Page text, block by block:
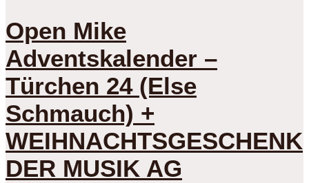
Open Mike
Adventskalender –
Türchen 24 (Else
Schmauch) +
WEIHNACHTSGESCHENK
DER MUSIK AG